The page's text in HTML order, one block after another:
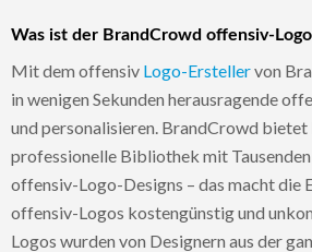
Was ist der BrandCrowd offensiv-
Mit dem offensiv Logo-Erstellervon
in wenigen Sekunden herausragende
und personalisieren. BrandCrowd
professionelle Bibliothek mit
offensiv-Logo-Designs – das macht die
offensiv-Logos kostengünstig und
Logos wurden von Designern aus der